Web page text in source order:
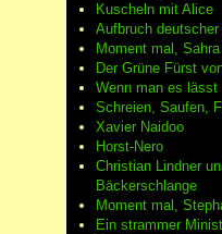
Kuscheln mit Alice
Aufbruch
Moment mal,
Der Grüne Fürst
Wenn man es lässt
Schreien, Saufen,
Xavier Naidoo
Horst-Nero
Christian Lindner
Bäckerschlange
Moment mal,
Ein strammer